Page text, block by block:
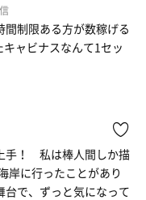
制限ある方が数稼げる
ャビナスなんて1セッ
手！ 私は棒人間しか描
岸に行ったことがあり
台で、ずっと気になって